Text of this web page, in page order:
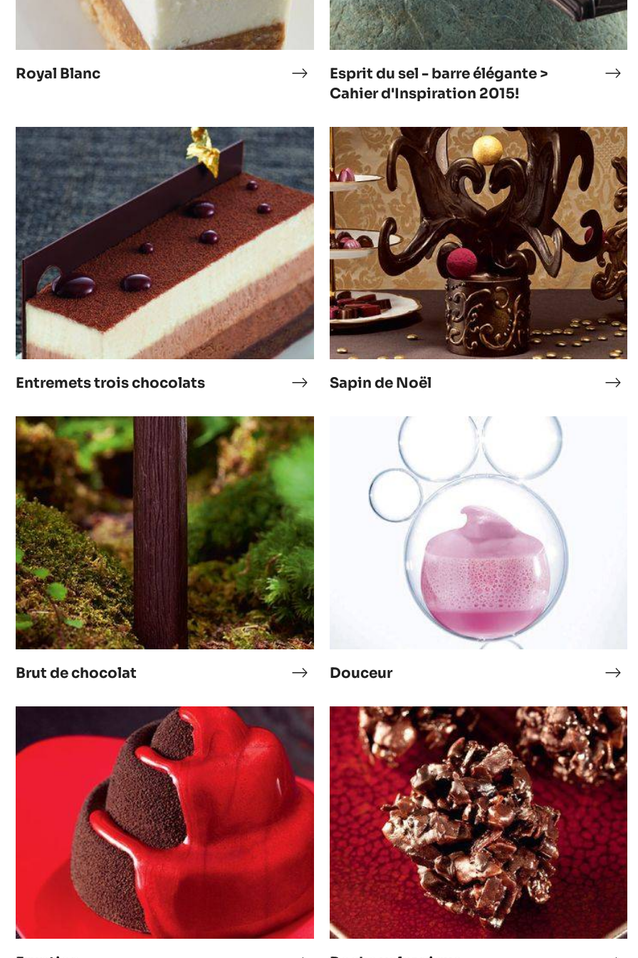
Royal Blanc
Royal
Blanc
Esprit du sel - barre élégante >
Cahier d'Inspiration 2015!
-
barre
>
Entremets trois chocolats
Entremets
chocolats
Entremets
trois
chocolats
Sapin de Noël
Sapin
Sapin
de
Noël
Brut de chocolat
Brut
chocolat
Brut
de
chocolat
Douceur
Roche
volcanique